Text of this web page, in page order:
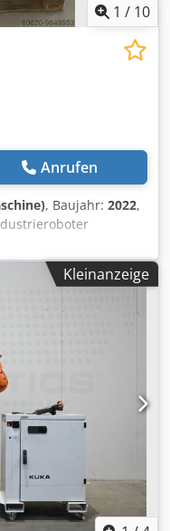
1 / 10
Anrufen
, Baujahr: 2022,
Neigungsbereich:
H Hefx Afmeck
= 600A
Kleinanzeige